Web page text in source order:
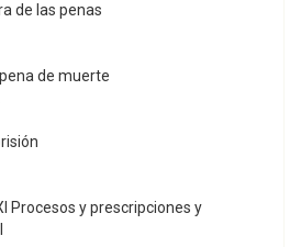
de las penas
pena de muerte
Procesos y prescripciones y